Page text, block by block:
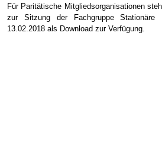
Für Paritätische Mitgliedsorganisationen
zur Sitzung der Fachgruppe Stationäre
13.02.2018 als Download zur Verfügung.